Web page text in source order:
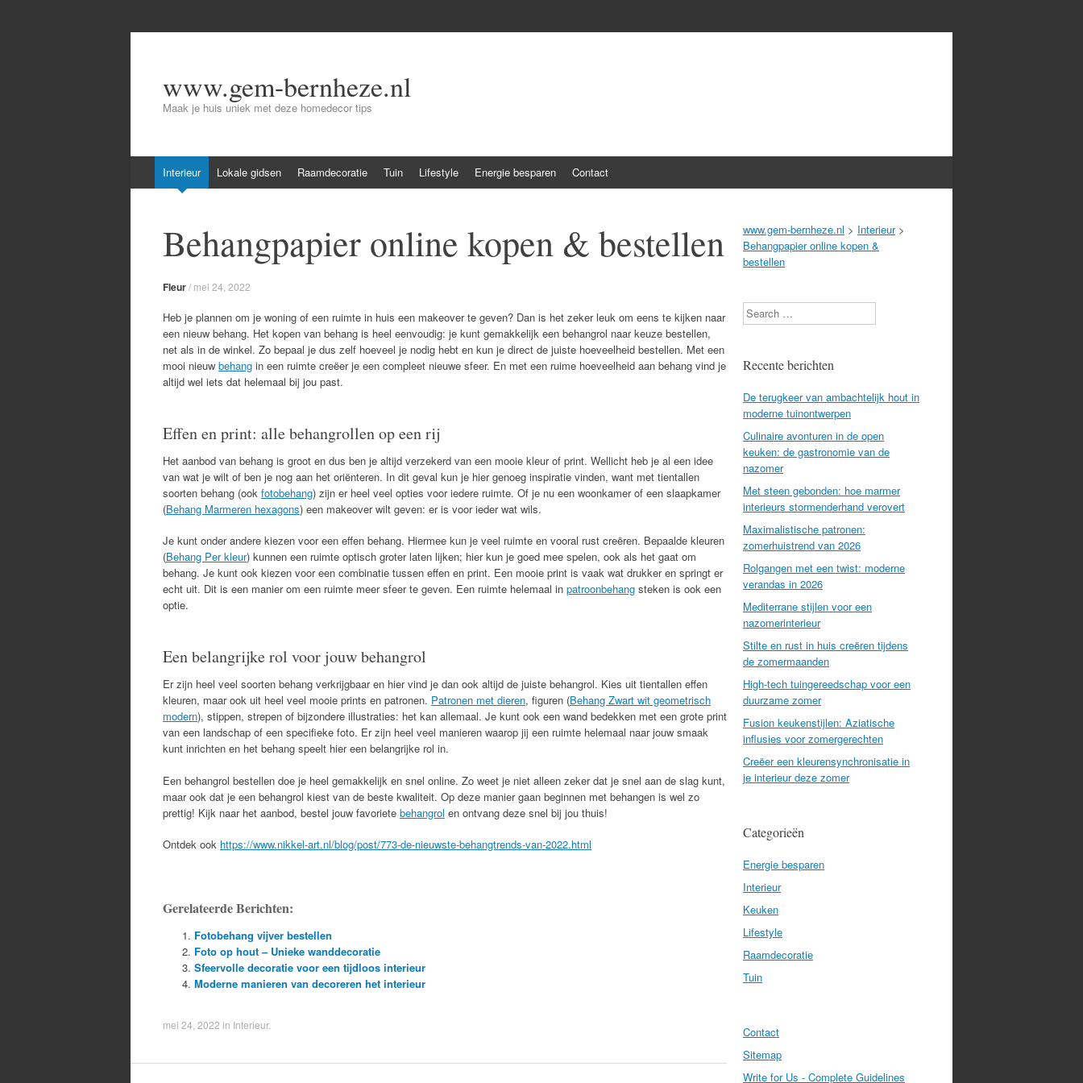
www.gem-bernheze.nl
Maak je huis uniek met deze homedecor tips
to
Interieur Lokale gidsen Raamdecoratie Tuin Lifestyle Energie besparen Contact
Behangpapier online kopen & bestellen
Fleur/ mei 24, 2022
Heb je plannen om je woning of een ruimte in huis een makeover te geven? Dan is het zeker leuk om eens te kijken naar
een nieuw behang. Het kopen van behang is heel eenvoudig: je kunt gemakkelijk een behangrol naar keuze bestellen,
net als in de winkel. Zo bepaal je dus zelf hoeveel je nodig hebt en kun je direct de juiste hoeveelheid bestellen. Met een
mooi nieuw behang in een ruimte creëer je een compleet nieuwe sfeer. En met een ruime hoeveelheid aan behang vind je
altijd wel iets dat helemaal bij jou past.
Effen en print: alle behangrollen op een rij
Het aanbod van behang is groot en dus ben je altijd verzekerd van een mooie kleur of print. Wellicht heb je al een idee
van wat je wilt of ben je nog aan het oriënteren. In dit geval kun je hier genoeg inspiratie vinden, want met tientallen
soorten behang (ook fotobehang) zijn er heel veel opties voor iedere ruimte. Of je nu een woonkamer of een slaapkamer
(Behang Marmeren hexagons) een makeover wilt geven: er is voor ieder wat wils.
Je kunt onder andere kiezen voor een effen behang. Hiermee kun je veel ruimte en vooral rust creëren. Bepaalde kleuren
(Behang Per kleur) kunnen een ruimte optisch groter laten lijken; hier kun je goed mee spelen, ook als het gaat om
behang. Je kunt ook kiezen voor een combinatie tussen effen en print. Een mooie print is vaak wat drukker en springt er
echt uit. Dit is een manier om een ruimte meer sfeer te geven. Een ruimte helemaal in patroonbehang steken is ook een
optie.
Een belangrijke rol voor jouw behangrol
Er zijn heel veel soorten behang verkrijgbaar en hier vind je dan ook altijd de juiste behangrol. Kies uit tientallen effen
kleuren, maar ook uit heel veel mooie prints en patronen. Patronen met dieren, figuren (Behang Zwart wit geometrisch
modern), stippen, strepen of bijzondere illustraties: het kan allemaal. Je kunt ook een wand bedekken met een grote print
van een landschap of een specifieke foto. Er zijn heel veel manieren waarop jij een ruimte helemaal naar jouw smaak
kunt inrichten en het behang speelt hier een belangrijke rol in.
Een behangrol bestellen doe je heel gemakkelijk en snel online. Zo weet je niet alleen zeker dat je snel aan de slag kunt,
maar ook dat je een behangrol kiest van de beste kwaliteit. Op deze manier gaan beginnen met behangen is wel zo
prettig! Kijk naar het aanbod, bestel jouw favoriete behangrol en ontvang deze snel bij jou thuis!
Ontdek ook https://www.nikkel-art.nl/blog/post/773-de-nieuwste-behangtrends-van-2022.html
Gerelateerde Berichten:
Fotobehang vijver bestellen
Foto op hout – Unieke wanddecoratie
Sfeervolle decoratie voor een tijdloos interieur
Moderne manieren van decoreren het interieur
mei 24, 2022 in Interieur.
www.gem-bernheze.nl > Interieur>
Behangpapier online kopen &
bestellen
Search
Recente berichten
De terugkeer van ambachtelijk hout in
moderne tuinontwerpen
Culinaire avonturen in de open
keuken: de gastronomie van de
nazomer
Met steen gebonden: hoe marmer
interieurs stormenderhand verovert
Maximalistische patronen:
zomerhuistrend van 2026
Rolgangen met een twist: moderne
verandas in 2026
Mediterrane stijlen voor een
nazomerinterieur
Stilte en rust in huis creëren tijdens
de zomermaanden
High-tech tuingereedschap voor een
duurzame zomer
Fusion keukenstijlen: Aziatische
influsies voor zomergerechten
Creëer een kleurensynchronisatie in
je interieur deze zomer
Categorieën
Energie besparen
Interieur
Keuken
Lifestyle
Raamdecoratie
Tuin
Contact
Sitemap
Write for Us - Complete Guidelines